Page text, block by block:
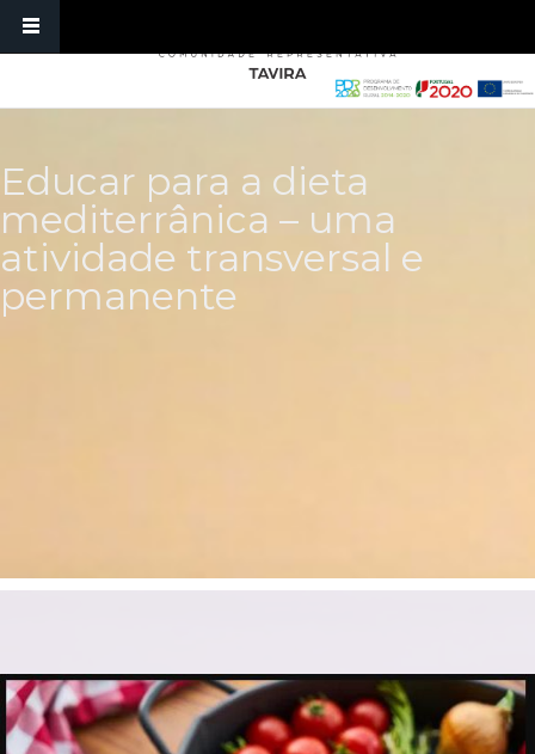
Educar para a dieta
mediterrânica – uma
atividade transversal e
permanente